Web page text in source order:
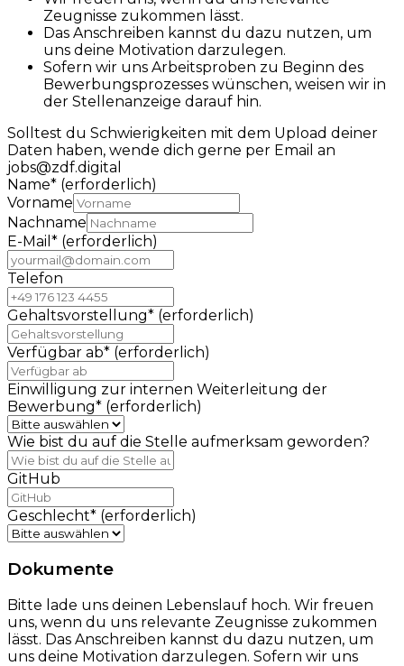
Zeugnisse zukommen lässt.
Das Anschreiben kannst du dazu nutzen, um
uns deine Motivation darzulegen.
Sofern wir uns Arbeitsproben zu Beginn des
Bewerbungsprozesses wünschen, weisen wir in
der Stellenanzeige darauf hin.
Solltest du Schwierigkeiten mit dem Upload deiner
Daten haben, wende dich gerne per Email an
jobs@zdf.digital
Name* (erforderlich)
Vorname
Nachname
E-Mail * (erforderlich)
Telefon
Gehaltsvorstellung* (erforderlich)
Verfügbar ab* (erforderlich)
Einwilligung zur internen Weiterleitung der
Bewerbung* (erforderlich)
Wie bist du auf die Stelle aufmerksam geworden?
GitHub
Geschlecht* (erforderlich)
Dokumente
Bitte lade uns deinen Lebenslauf hoch. Wir freuen
uns, wenn du uns relevante Zeugnisse zukommen
lässt. Das Anschreiben kannst du dazu nutzen, um
uns deine Motivation darzulegen. Sofern wir uns